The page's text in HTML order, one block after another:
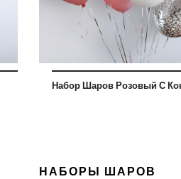
Набор Шаров Розовый С
НАБОРЫ ШАРОВ